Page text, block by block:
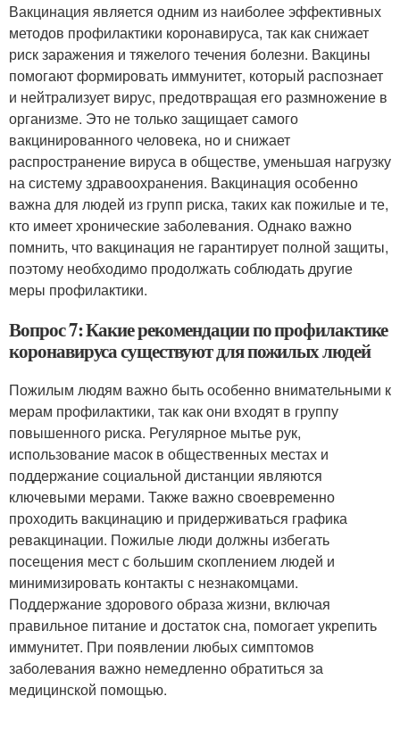
Вакцинация является одним из наиболее эффективных
методов профилактики коронавируса, так как снижает
риск заражения и тяжелого течения болезни. Вакцины
помогают формировать иммунитет, который распознает
и нейтрализует вирус, предотвращая его размножение в
организме. Это не только защищает самого
вакцинированного человека, но и снижает
распространение вируса в обществе, уменьшая нагрузку
на систему здравоохранения. Вакцинация особенно
важна для людей из групп риска, таких как пожилые и те,
кто имеет хронические заболевания. Однако важно
помнить, что вакцинация не гарантирует полной защиты,
поэтому необходимо продолжать соблюдать другие
меры профилактики.
Вопрос 7: Какие рекомендации по профилактике
коронавируса существуют для пожилых людей
Пожилым людям важно быть особенно внимательными к
мерам профилактики, так как они входят в группу
повышенного риска. Регулярное мытье рук,
использование масок в общественных местах и
поддержание социальной дистанции являются
ключевыми мерами. Также важно своевременно
проходить вакцинацию и придерживаться графика
ревакцинации. Пожилые люди должны избегать
посещения мест с большим скоплением людей и
минимизировать контакты с незнакомцами.
Поддержание здорового образа жизни, включая
правильное питание и достаток сна, помогает укрепить
иммунитет. При появлении любых симптомов
заболевания важно немедленно обратиться за
медицинской помощью.